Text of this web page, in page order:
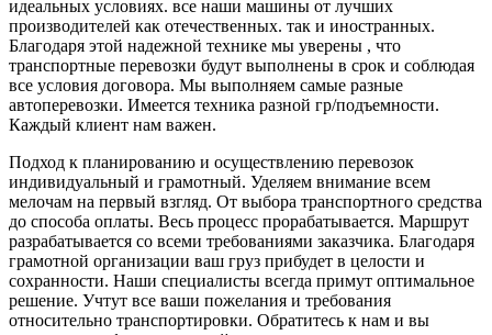
идеальных условиях. все наши машины от лучших
производителей как отечественных. так и иностранных.
Благодаря этой надежной технике мы уверены , что
транспортные перевозки будут выполнены в срок и соблюдая
все условия договора. Мы выполняем самые разные
автоперевозки. Имеется техника разной гр/подъемности.
Каждый клиент нам важен.
Подход к планированию и осуществлению перевозок
индивидуальный и грамотный. Уделяем внимание всем
мелочам на первый взгляд. От выбора транспортного средства
до способа оплаты. Весь процесс прорабатывается. Маршрут
разрабатывается со всеми требованиями заказчика. Благодаря
грамотной организации ваш груз прибудет в целости и
сохранности. Наши специалисты всегда примут оптимальное
решение. Учтут все ваши пожелания и требования
относительно транспортировки. Обратитесь к нам и вы